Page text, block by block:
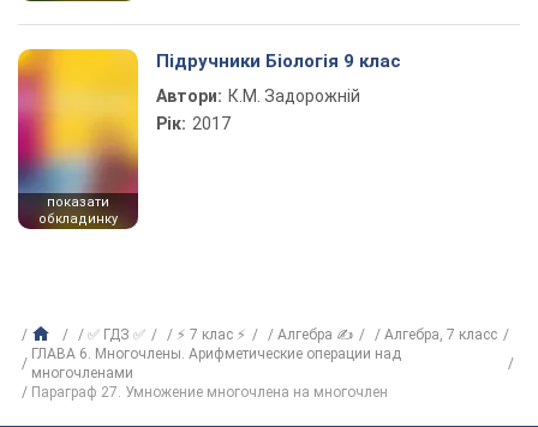
показати
обкладинку
Підручники Біологія 9 клас
Автори: К.М. Задорожній
Рік: 2017
✅ ГДЗ ✅ ⚡ 7 клас ⚡ Алгебра ✍
Алгебра, 7 класс
ГЛАВА 6. Многочлены. Арифметические операции над
многочленами
Параграф 27. Умножение многочлена на многочлен